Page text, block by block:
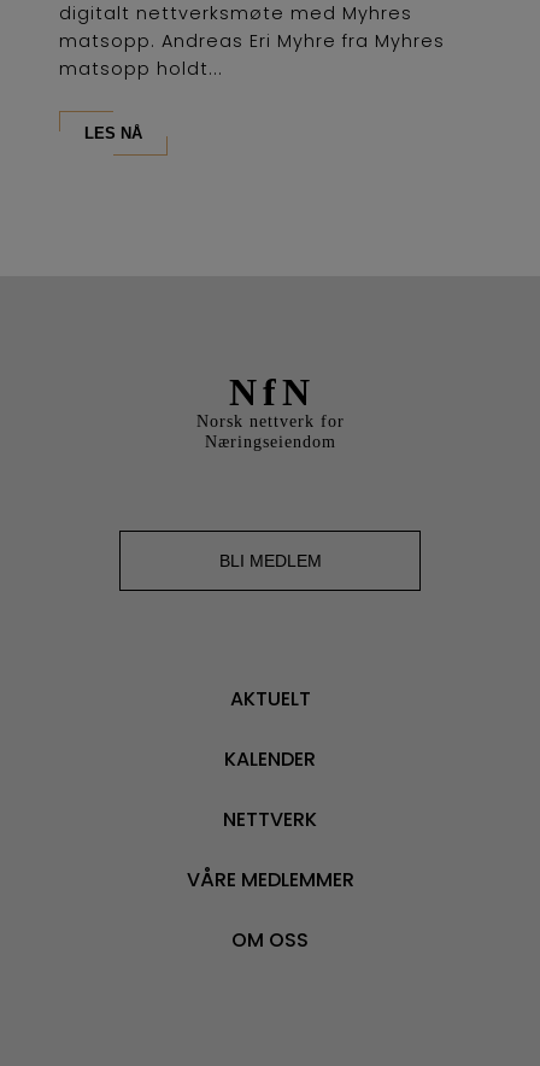
digitalt nettverksmøte med Myhres
matsopp. Andreas Eri Myhre fra Myhres
matsopp holdt...
LES NÅ
NfN
Norsk nettverk for
Næringseiendom
BLI MEDLEM
AKTUELT
KALENDER
NETTVERK
VÅRE MEDLEMMER
OM OSS